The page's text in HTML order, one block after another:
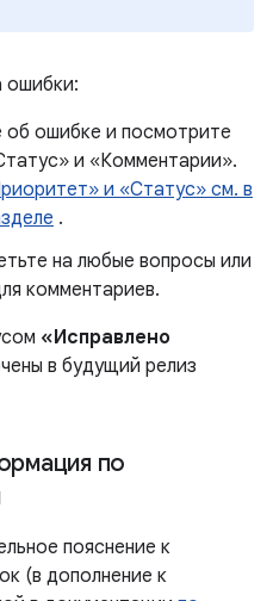
ошибки:
ошибке и посмотрите
и «Комментарии».
и «Статус» см. в
.
на любые вопросы или
комментариев.
«Исправлено
в будущий релиз
по
пояснение к
(в дополнение к